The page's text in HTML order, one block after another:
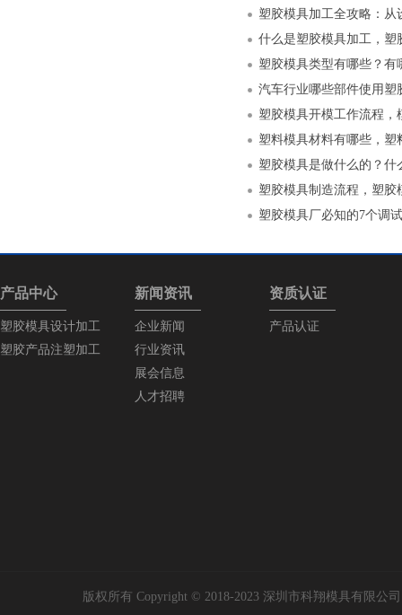
什么是塑胶模具加工，塑
塑胶模具类型有哪些？有
汽车行业哪些部件使用塑
塑胶模具开模工作流程，
塑料模具材料有哪些，塑
塑胶模具是做什么的？什
塑胶模具制造流程，塑胶
塑胶模具厂必知的7个调
产品中心
塑胶模具设计加工
塑胶产品注塑加工
新闻资讯
企业新闻
行业资讯
展会信息
人才招聘
资质认证
产品认证
版权所有 Copyright © 2018-2023 深圳市科翔模具有限公